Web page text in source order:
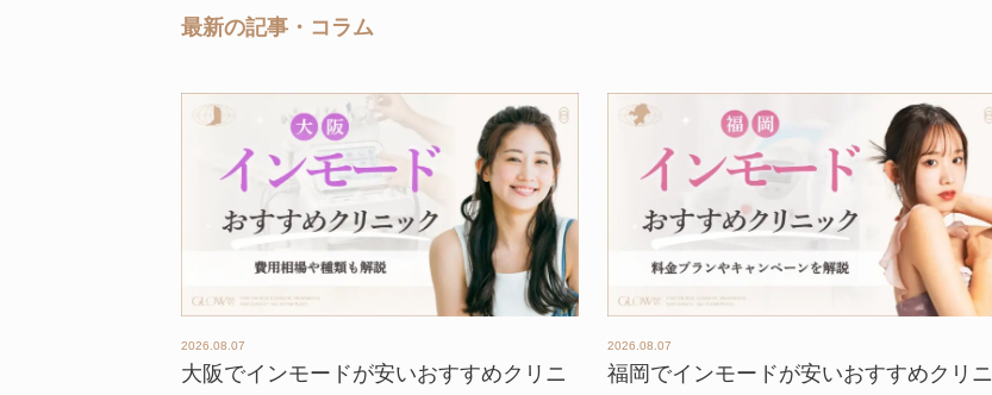
最新の記事・コラム
2026.08.07
大阪でインモードが安いおすすめクリニ
2026.08.07
福岡でインモードが安いおすすめクリニ